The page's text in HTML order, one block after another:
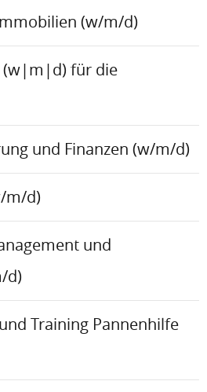
(w/m/d)
(w|m|d) für die
und Finanzen (w/m/d)
m/d)
und
d)
Training Pannenhilfe